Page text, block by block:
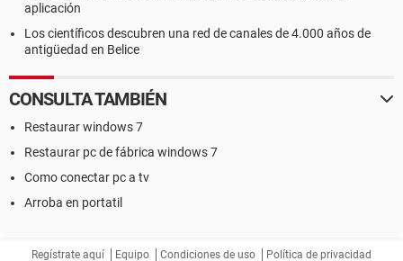
aplicación
Los científicos descubren una red de canales de 4.000 años de
antigüedad en Belice
CONSULTA TAMBIÉN
Restaurar windows 7
Restaurar pc de fábrica windows 7
Como conectar pc a tv
Arroba en portatil
Regístrate aquí Equipo Condiciones de uso Política de privacidad